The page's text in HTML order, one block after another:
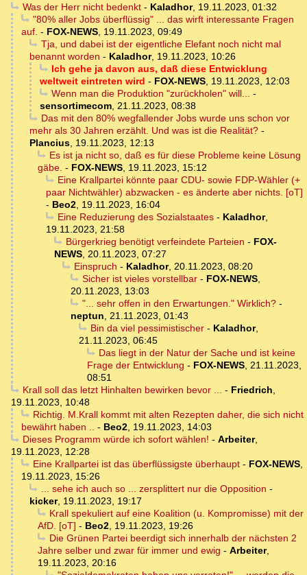
Was der Herr nicht bedenkt- Kaladhor, 19.11.2023, 01:32
"80% aller Jobs überflüssig" ... das wirft interessante Fragen
auf. - FOX-NEWS 19.11.2023, 09:49
Tja, und dabei ist der eigentliche Elefant noch nicht mal
benannt worden - Kaladhor, 19.11.2023, 10:26
Ich gehe ja davon aus, daß diese Entwicklung
weltweit eintreten wird - FOX-NEWS 19.11.2023, 12:03
Wenn man die Produktion "zurückholen" will...
-
sensortimecom 21.11.2023, 08:38
Das mit den 80% wegfallender Jobs wurde uns schon vor
mehr als 30 Jahren erzählt. Und was ist die Realität? -
Plancius 19.11.2023, 12:13
Es ist ja nicht so, daß es für diese Probleme keine Lösung
gäbe. - FOX-NEWS 19.11.2023, 15:12
Eine Krallpartei könnte paar CDU- sowie FDP-Wähler (+
paar Nichtwähler) abzwacken - es änderte aber nichts. [oT]
- Beo2 19.11.2023, 16:04
Eine Reduzierung des Sozialstaates- Kaladhor,
19.11.2023, 21:58
Bürgerkrieg benötigt verfeindete Parteien - FOX-
NEWS 20.11.2023, 07:27
Einspruch - Kaladhor, 20.11.2023, 08:20
Sicher ist vieles vorstellbar- FOX-NEWS,
20.11.2023, 13:03
"... sehr offen in den Erwartungen." Wirklich?-
neptun
21.11.2023, 01:43
Bin da viel pessimistischer- Kaladhor,
21.11.2023, 06:45
Das liegt in der Natur der Sache und ist keine
Frage der Entwicklung - FOX-NEWS 21.11.2023,
08:51
Krall soll das letzt Hinhalten bewirken bevor ...
- Friedrich
19.11.2023, 10:48
Richtig. M.Krall kommt mit alten Rezepten daher, die sich nicht
bewährt haben ..
- Beo2 19.11.2023, 14:03
Dieses Programm würde ich sofort wählen! - Arbeiter,
19.11.2023, 12:28
Eine Krallpartei ist das überflüssigste überhaupt- FOX-NEWS,
19.11.2023, 15:26
... sehe ich auch so ... zersplittert nur die Opposition -
kicker, 19.11.2023, 19:17
Krall spekuliert auf eine Koalition (u. Kompromisse) mit der
AfD. [oT] - Beo2 19.11.2023, 19:26
Die Grünen Partei beerdigt sich innerhalb der nächsten 2
Jahre selber und zwar für immer und ewig - Arbeiter,
19.11.2023, 20:16